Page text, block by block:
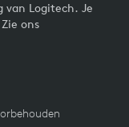
van Logitech. Je
ons